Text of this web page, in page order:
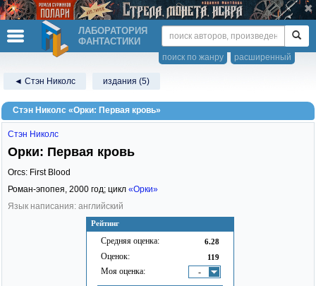
ЛАБОРАТОРИЯ
ФАНТАСТИКИ
расширенный
поиск по жанру
◄ Стэн Николс издания (5)
Стэн Николс «Орки: Первая кровь»
Рейтинг
Средняя оценка: 6.28
Оценок: 119
Моя оценка: -
Стэн Николс
Орки: Первая кровь
Orcs: First Blood
Роман-эпопея, 2000 год; цикл «Орки»
Язык написания: английский